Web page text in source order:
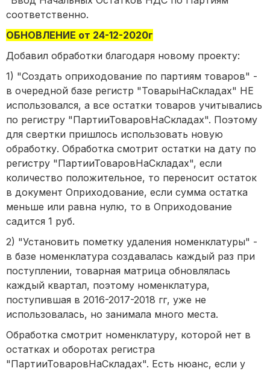
соответственно.
ОБНОВЛЕНИЕ от 24-12-2020г
Добавил обработки благодаря новому проекту:
1) "Создать оприходование по партиям товаров" -
в очередной базе регистр "ТоварыНаСкладах" НЕ
использовался, а все остатки товаров учитывались
по регистру "ПартииТоваровНаСкладах". Поэтому
для свертки пришлось использовать новую
обработку. Обработка смотрит остатки на дату по
регистру "ПартииТоваровНаСкладах", если
количество положительное, то переносит остаток
в документ Оприходование, если сумма остатка
меньше или равна нулю, то в Оприходование
садится 1 руб.
2) "Установить пометку удаления номенклатуры" -
в базе номенклатура создавалась каждый раз при
поступлении, товарная матрица обновлялась
каждый квартал, поэтому номенклатура,
поступившая в 2016-2017-2018 гг, уже не
использовалась, но занимала много места.
Обработка смотрит номенклатуру, которой нет в
остатках и оборотах регистра
"ПартииТоваровНаСкладах". Есть нюанс, если у